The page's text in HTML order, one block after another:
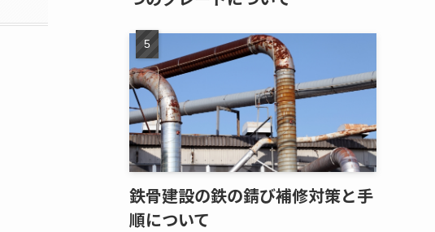
鉄骨建設の鉄の錆び補修対策と手
順について